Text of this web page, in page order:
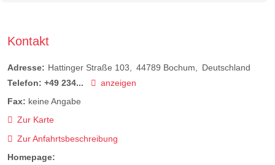
Kontakt
Adresse: Hattinger Straße 103 44789 Bochum
Deutschland
Telefon: +49 234...
anzeigen
Fax: keine Angabe
Zur Karte
Zur Anfahrtsbeschreibung
Homepage: